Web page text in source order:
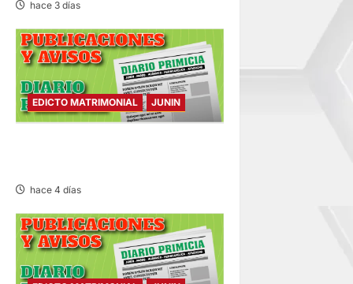
hace 3 días
EDICTO MATRIMONIAL JUNIN
hace 4 días